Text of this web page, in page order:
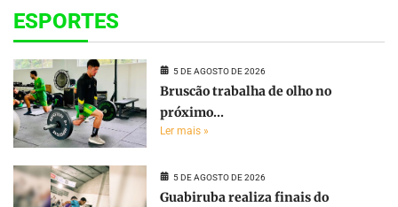
ESPORTES
5 DE AGOSTO DE 2026
Bruscão trabalha de olho no
próximo...
Ler mais »
5 DE AGOSTO DE 2026
Guabiruba realiza finais do